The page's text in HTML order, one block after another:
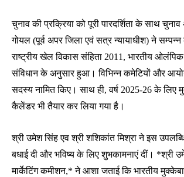
चुनाव की प्रक्रिया को पूरी पारदर्शिता के साथ
गोयल (पूर्व अपर जिला एवं सत्र न्यायाधीश) ने
राष्ट्रीय खेल विकास संहिता 2011, भारतीय
संविधान के अनुसार हुआ। विभिन्न कमेटियों और
सदस्य नामित किए। साथ ही, वर्ष 2025-26 के लिए
कैलेंडर भी तैयार कर लिया गया है।
श्री उमेश सिंह एव श्री शशिकांत मिश्रा ने इस
बधाई दी और भविष्य के लिए शुभकामनाएं दीं। *श्री
मार्केटिंग कमीशन,* ने आशा जताई कि भारतीय